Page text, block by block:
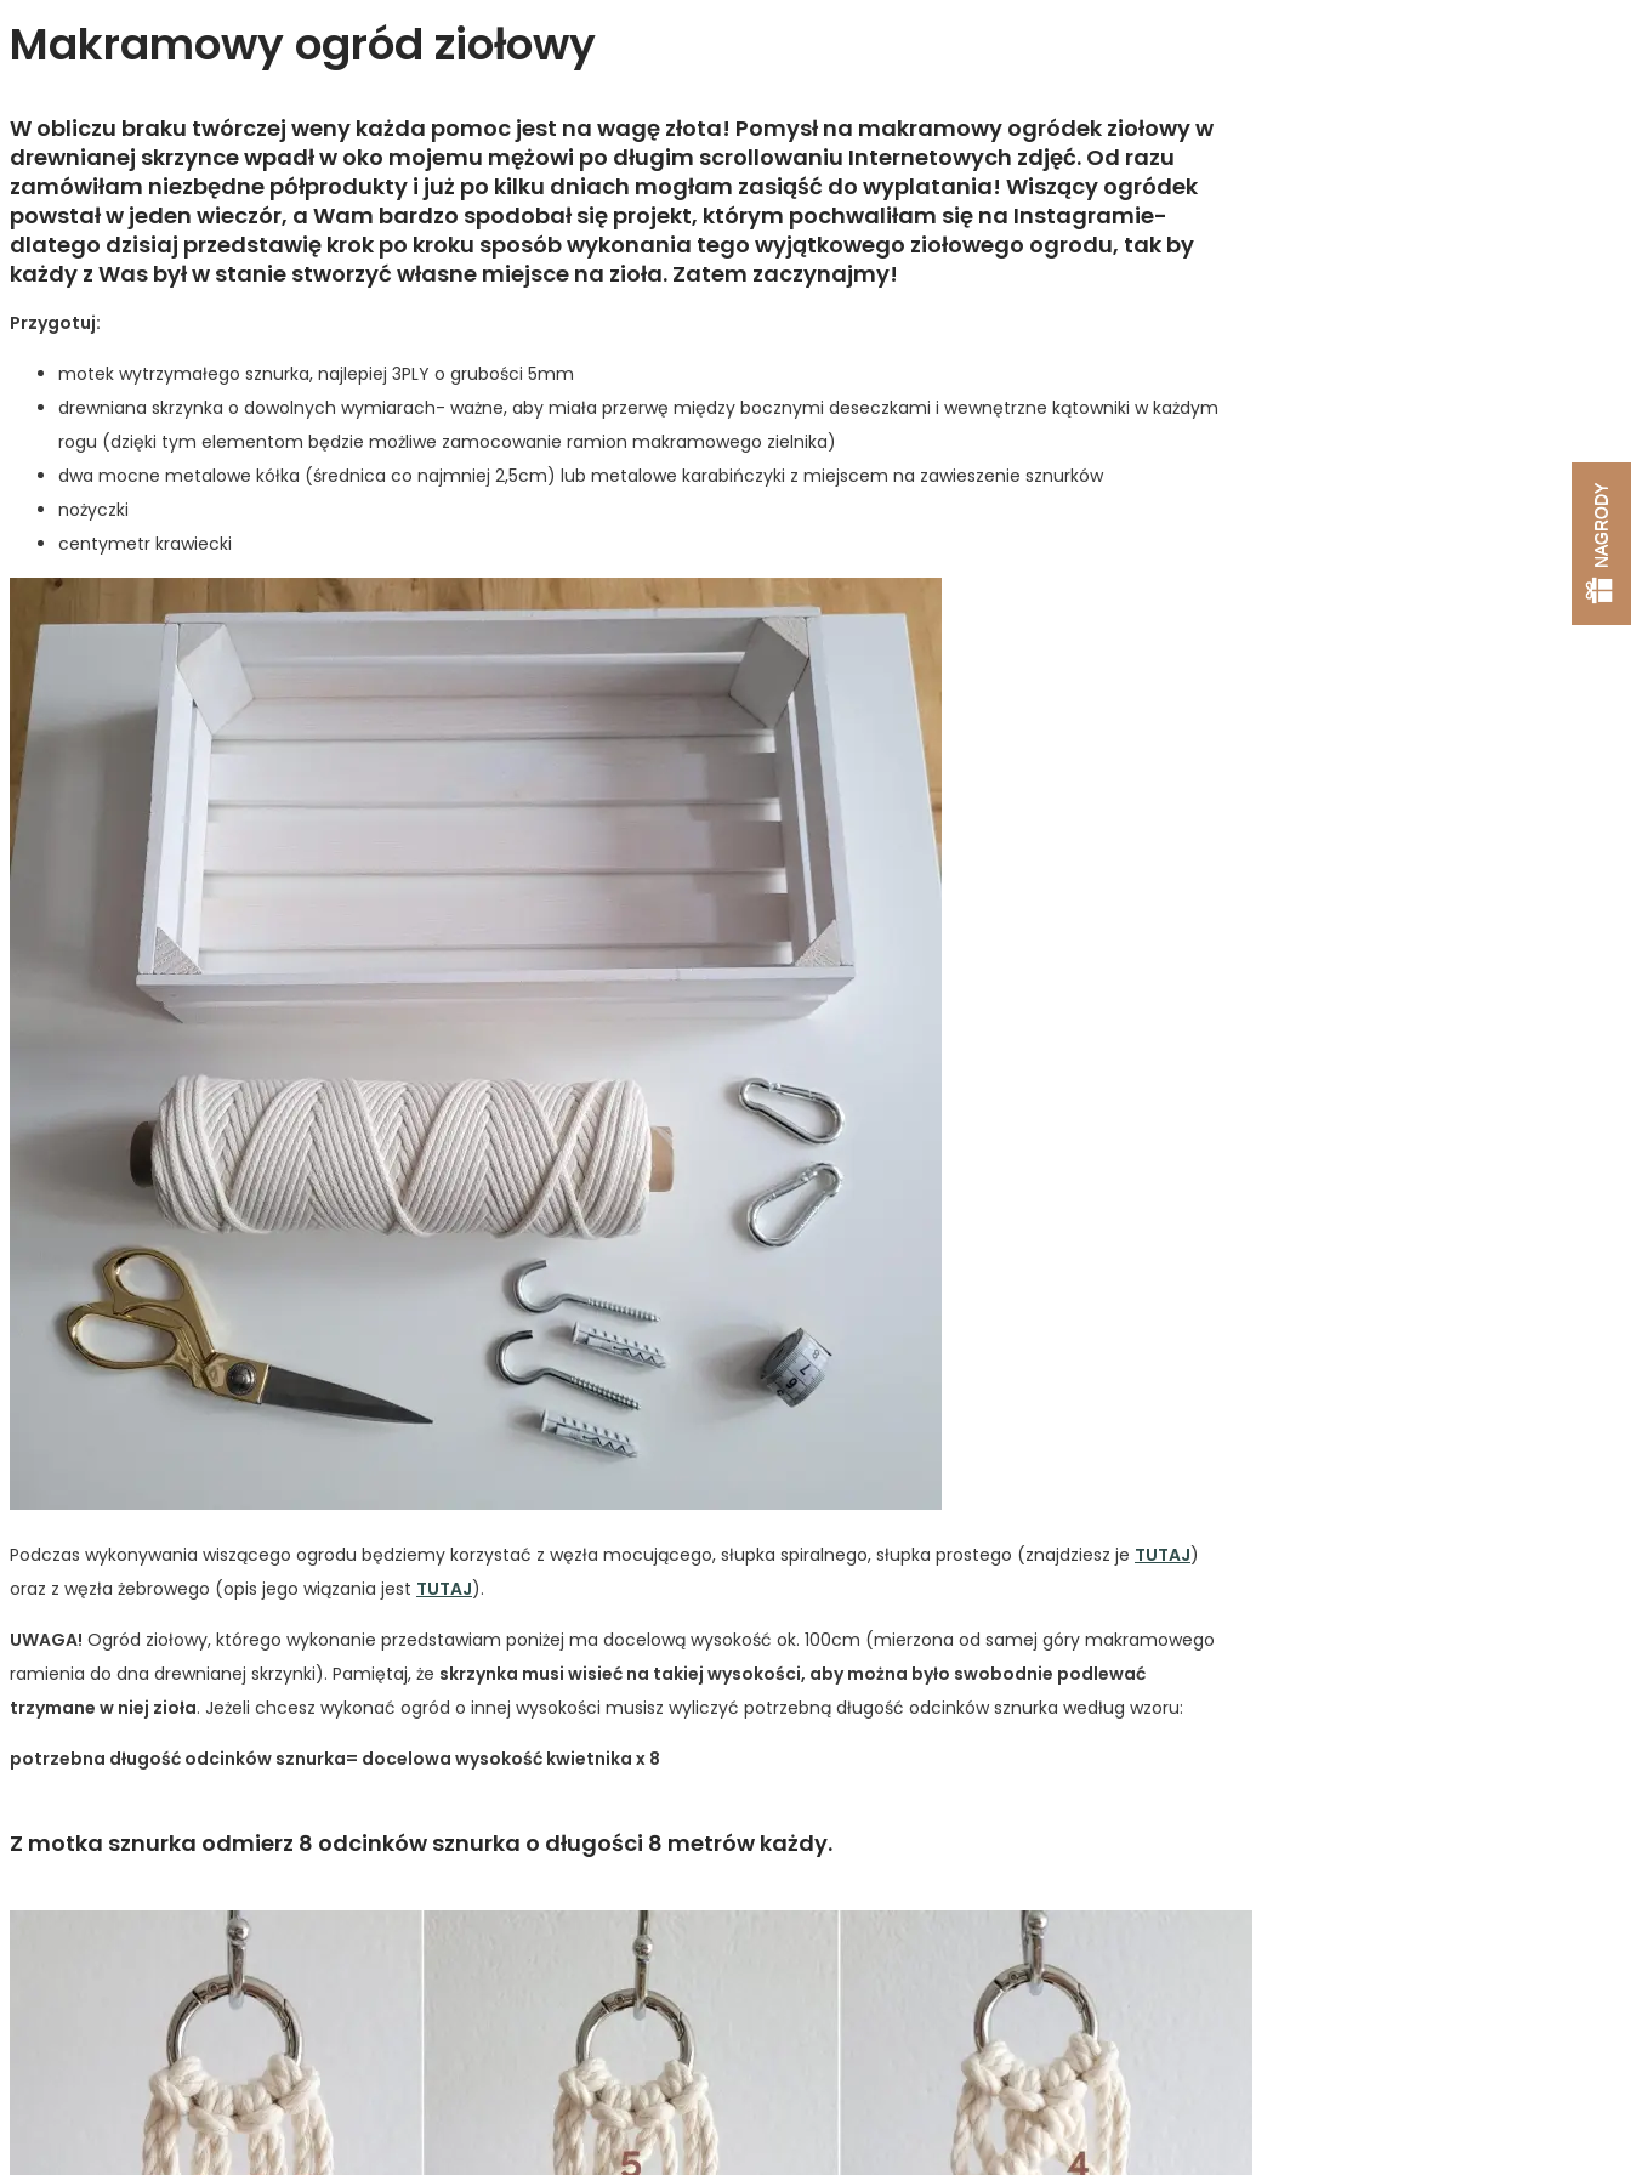
Makramowy ogród ziołowy
W obliczu braku twórczej weny każda pomoc jest na wagę złota! Pomysł na makramowy ogródek ziołowy w
drewnianej skrzynce wpadł w oko mojemu mężowi po długim scrollowaniu Internetowych zdjęć. Od razu
zamówiłam niezbędne półprodukty i już po kilku dniach mogłam zasiąść do wyplatania! Wiszący ogródek
powstał w jeden wieczór, a Wam bardzo spodobał się projekt, którym pochwaliłam się na Instagramie-
dlatego dzisiaj przedstawię krok po kroku sposób wykonania tego wyjątkowego ziołowego ogrodu, tak by
każdy z Was był w stanie stworzyć własne miejsce na zioła. Zatem zaczynajmy!
Przygotuj:
motek wytrzymałego sznurka, najlepiej 3PLY o grubości 5mm
drewniana skrzynka o dowolnych wymiarach- ważne, aby miała przerwę między bocznymi deseczkami i wewnętrzne kątowniki w każdym
rogu (dzięki tym elementom będzie możliwe zamocowanie ramion makramowego zielnika)
dwa mocne metalowe kółka (średnica co najmniej 2,5cm) lub metalowe karabińczyki z miejscem na zawieszenie sznurków
nożyczki
centymetr krawiecki
Podczas wykonywania wiszącego ogrodu będziemy korzystać z węzła mocującego, słupka spiralnego, słupka prostego (znajdziesz je TUTAJ)
oraz z węzła żebrowego (opis jego wiązania jest TUTAJ).
UWAGA! Ogród ziołowy, którego wykonanie przedstawiam poniżej ma docelową wysokość ok. 100cm (mierzona od samej góry makramowego
ramienia do dna drewnianej skrzynki). Pamiętaj, że skrzynka musi wisieć na takiej wysokości, aby można było swobodnie podlewać
trzymane w niej zioła. Jeżeli chcesz wykonać ogród o innej wysokości musisz wyliczyć potrzebną długość odcinków sznurka według wzoru:
potrzebna długość odcinków sznurka= docelowa wysokość kwietnika x 8
Z motka sznurka odmierz 8 odcinków sznurka o długości 8 metrów każdy.
NAGRODY